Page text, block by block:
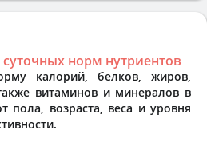
суточных норм нутриентов
калорий, белков, жиров,
витаминов и минералов в
пола, возраста, веса и уровня